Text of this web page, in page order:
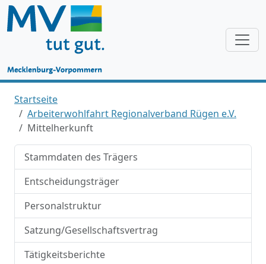
Startseite
Arbeiterwohlfahrt Regionalverband Rügen e.V.
Mittelherkunft
Stammdaten des Trägers
Entscheidungsträger
Personalstruktur
Satzung/Gesellschaftsvertrag
Tätigkeitsberichte